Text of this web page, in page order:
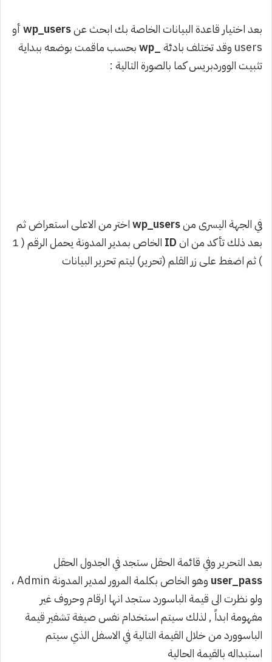
بعد اختيار قاعدة البيانات الخاصة بك ابحث عنwp_usersأو
users وقد تختلف بادئة
بحسب ماقمت بوضعه ببداية
تثبيت الووردبريس كما بالصورة التالية :
في الجهة اليسرى منwp_usersاختر من الاعلى استعراض ثم
بعد ذلك تأكد من انID
الخاص بمدير المدونة يحمل الرقم ( 1
) ثم اضغط على زر القلم (تحرير) ليتم تحرير البيانات
بعد التحرير وفي قائمة الحقل ستجد في الجدول الحقل
user_pass
وهو الخاص بكلمة المرور لمدير المدونة Admin ،
ولو نظرت الى قيمة الباسورد ستجد انها ارقام وحروف غير
مفهومة ابداً , لذلك سيتم استخدام نفس صيغة تشفير قيمة
الباسوورد من خلال القيمة التالية في الاسفل الذي سيتم
استبداله بالقيمة الحالية